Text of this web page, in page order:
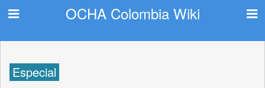
OCHA Colombia Wiki
Especial